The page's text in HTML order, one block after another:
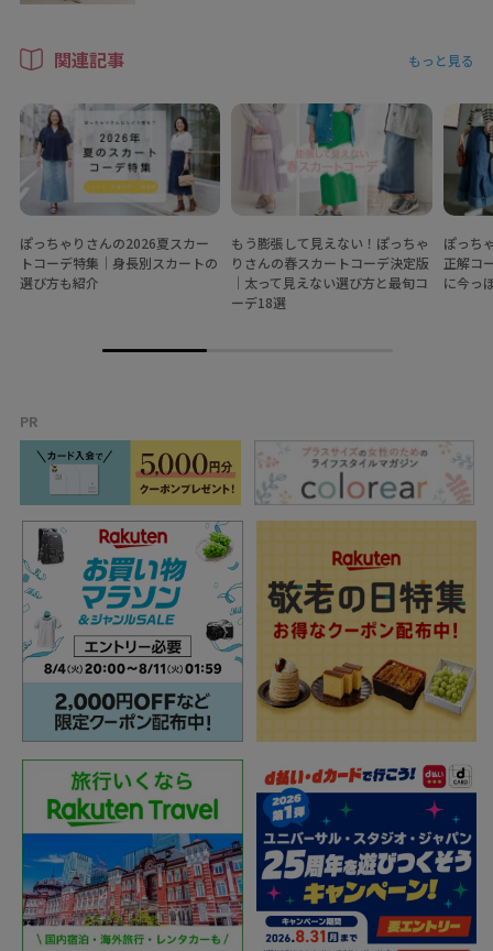
関連記事 もっと見る
ぽっちゃりさんの2026夏スカー
トコーデ特集│身長別スカートの
選び方も紹介
もう膨張して見えない！ぽっちゃ
りさんの春スカートコーデ決定版
│太って見えない選び方と最旬コ
ーデ18選
ぽっち
正解コ
に今っ
PR